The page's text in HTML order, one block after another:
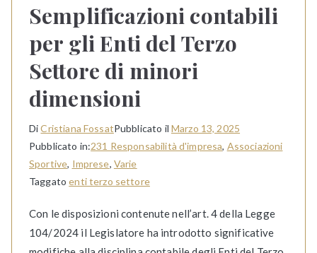
Semplificazioni contabili
per gli Enti del Terzo
Settore di minori
dimensioni
DiCristiana FossatPubblicato il Marzo 13, 2025
Pubblicato in:231 Responsabilità d'impresa, Associazioni
Sportive, Imprese, Varie
Taggatoenti terzo settore
Con le disposizioni contenute nell’art. 4 della Legge
104/2024 il Legislatore ha introdotto significative